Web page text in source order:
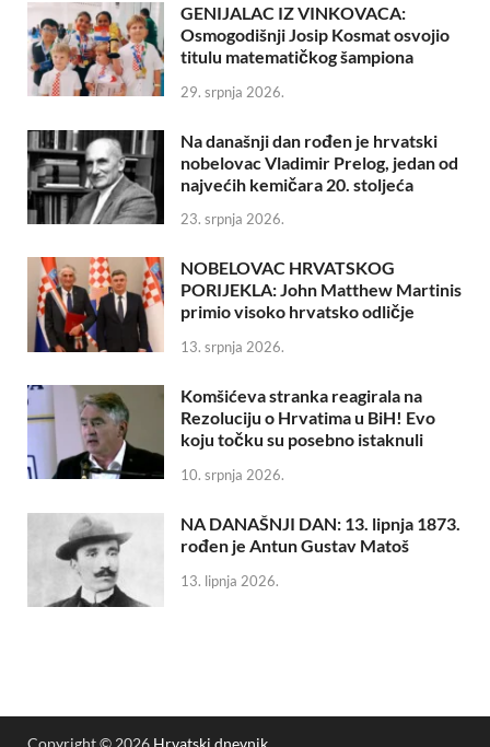
GENIJALAC IZ VINKOVACA:
Osmogodišnji Josip Kosmat osvojio
titulu matematičkog šampiona
29. srpnja 2026.
Na današnji dan rođen je hrvatski
nobelovac Vladimir Prelog, jedan od
najvećih kemičara 20. stoljeća
23. srpnja 2026.
NOBELOVAC HRVATSKOG
PORIJEKLA: John Matthew Martinis
primio visoko hrvatsko odličje
13. srpnja 2026.
Komšićeva stranka reagirala na
Rezoluciju o Hrvatima u BiH! Evo
koju točku su posebno istaknuli
10. srpnja 2026.
NA DANAŠNJI DAN: 13. lipnja 1873.
rođen je Antun Gustav Matoš
13. lipnja 2026.
Copyright © 2026 Hrvatski dnevnik